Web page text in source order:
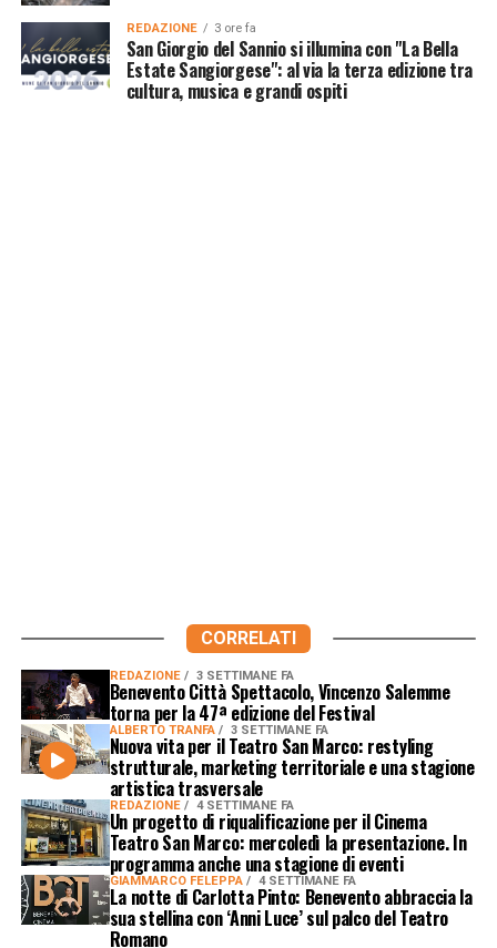
REDAZIONE 3 ore fa
San Giorgio del Sannio si illumina con "La Bella
Estate Sangiorgese": al via la terza edizione tra
cultura, musica e grandi ospiti
CORRELATI
REDAZIONE 3 SETTIMANE FA
Benevento Città Spettacolo, Vincenzo Salemme
torna per la 47ª edizione del Festival
ALBERTO TRANFA 3 SETTIMANE FA
Nuova vita per il Teatro San Marco: restyling
strutturale, marketing territoriale e una stagione
artistica trasversale
REDAZIONE 4 SETTIMANE FA
Un progetto di riqualificazione per il Cinema
Teatro San Marco: mercoledì la presentazione. In
programma anche una stagione di eventi
GIAMMARCO FELEPPA 4 SETTIMANE FA
La notte di Carlotta Pinto: Benevento abbraccia la
sua stellina con ‘Anni Luce’ sul palco del Teatro
Romano